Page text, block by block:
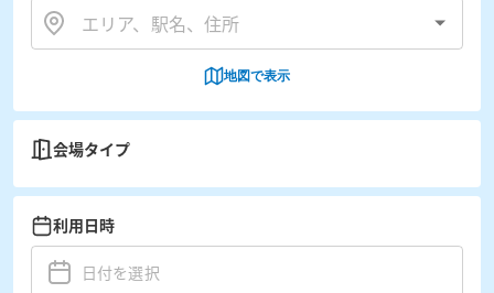
地図で表示
会場タイプ
利用日時